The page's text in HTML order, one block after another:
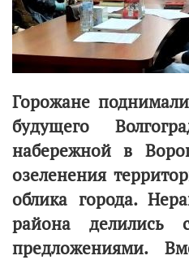
Горожане
будущего
набережной в
озеленения
облика города.
района
предложениями.